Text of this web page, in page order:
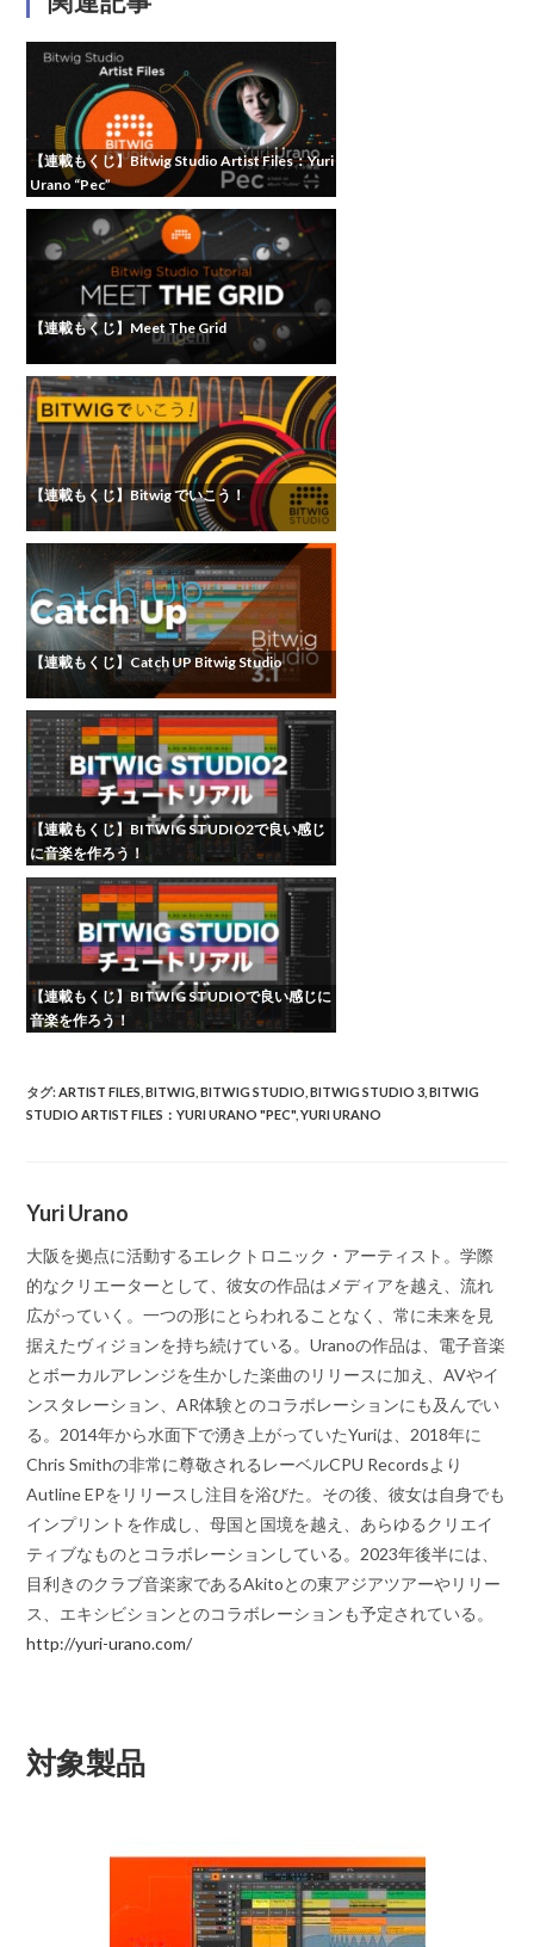
【連載もくじ】Bitwig Studio Artist Files：Yuri
Urano “Pec”
【連載もくじ】Meet The Grid
【連載もくじ】Bitwig でいこう！
【連載もくじ】Catch UP Bitwig Studio
【連載もくじ】BITWIG STUDIO2で良い感じ
に音楽を作ろう！
【連載もくじ】BITWIG STUDIOで良い感じに
音楽を作ろう！
タグ:ARTIST FILES BITWIG BITWIG STUDIO BITWIG STUDIO 3 BITWIG
STUDIO ARTIST FILES：YURI URANO "PEC" YURI URANO
Yuri Urano
大阪を拠点に活動するエレクトロニック・アーティスト。学際
的なクリエーターとして、彼女の作品はメディアを越え、流れ
広がっていく。一つの形にとらわれることなく、常に未来を見
据えたヴィジョンを持ち続けている。Uranoの作品は、電子音楽
とボーカルアレンジを生かした楽曲のリリースに加え、AVやイ
ンスタレーション、AR体験とのコラボレーションにも及んでい
る。2014年から水面下で湧き上がっていたYuriは、2018年に
Chris Smithの非常に尊敬されるレーベルCPU Recordsより
Autline EPをリリースし注目を浴びた。その後、彼女は自身でも
インプリントを作成し、母国と国境を越え、あらゆるクリエイ
ティブなものとコラボレーションしている。2023年後半には、
目利きのクラブ音楽家であるAkitoとの東アジアツアーやリリー
ス、エキシビションとのコラボレーションも予定されている。
http://yuri-urano.com/
対象製品